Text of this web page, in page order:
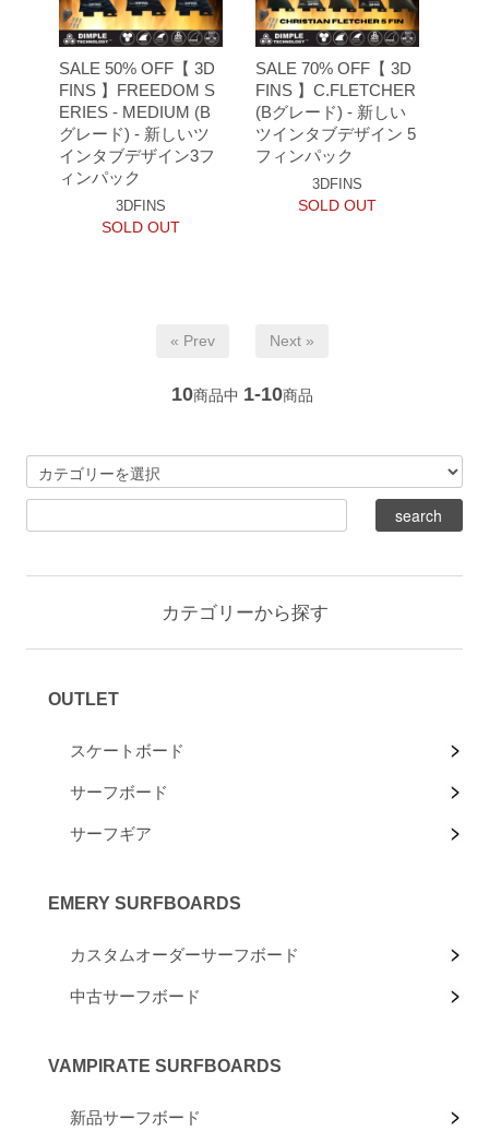
SALE 50% OFF【 3D
FINS 】FREEDOM S
ERIES - MEDIUM (B
グレード) - 新しいツ
インタブデザイン3フ
ィンパック
3DFINS
SOLD OUT
SALE 70% OFF【 3D
FINS 】C.FLETCHER
(Bグレード) - 新しい
ツインタブデザイン 5
フィンパック
3DFINS
SOLD OUT
« Prev Next »
10商品中 1-10商品
カテゴリーから探す
OUTLET
スケートボード
サーフボード
サーフギア
EMERY SURFBOARDS
カスタムオーダーサーフボード
中古サーフボード
VAMPIRATE SURFBOARDS
新品サーフボード